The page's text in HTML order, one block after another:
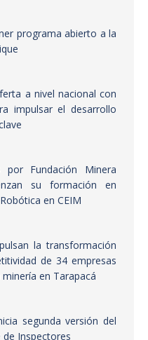
programa abierto a la
a nivel nacional con
impulsar el desarrollo
por Fundación Minera
su formación en
en CEIM
la transformación
de 34 empresas
en Tarapacá
segunda versión del
Inspectores